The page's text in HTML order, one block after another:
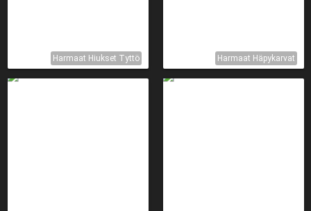
Harmaat Hiukset Tyttö Harmaat Häpykarvat